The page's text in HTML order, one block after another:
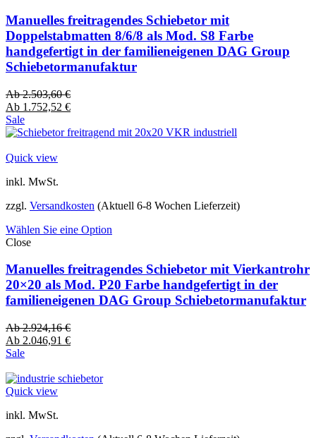
Manuelles freitragendes Schiebetor mit
Doppelstabmatten 8/6/8 als Mod. S8 Farbe
handgefertigt in der familieneigenen DAG Group
Schiebetormanufaktur
Ab2.503,60€
Ab 1.752,52 €
Sale
Quick view
inkl. MwSt.
zzgl. Versandkosten (Aktuell 6-8 Wochen Lieferzeit)
Wählen Sie eine Option
Close
Manuelles freitragendes Schiebetor mit Vierkantrohr
20×20 als Mod. P20 Farbe handgefertigt in der
familieneigenen DAG Group Schiebetormanufaktur
Ab2.924,16€
Ab 2.046,91 €
Sale
Quick view
inkl. MwSt.